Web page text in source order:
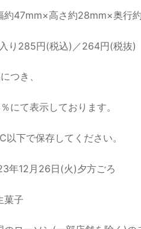
約47mm×高さ約28mm×奥行
285円(税込)／264円(税抜)
つき、
にて表示しております。
下で保存してください。
12月26日(火)夕方ごろ
子